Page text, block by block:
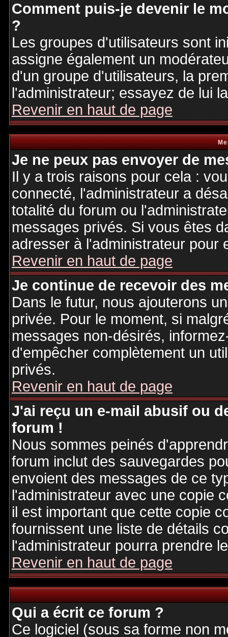
Comment puis-je devenir le
?
Les groupes d'utilisateurs sont
assigne également un
d'un groupe d'utilisateurs, la
l'administrateur; essayez de lui
Revenir en haut de page
Je ne peux pas envoyer de
Il y a trois raisons pour cela :
connecté, l'administrateur a
totalité du forum ou
messages privés. Si vous êtes
adresser à l'administrateur pour
Revenir en haut de page
Je continue de recevoir des
Dans le futur, nous ajouterons
privée. Pour le moment, si
messages non-désirés,
d'empêcher complètement un
privés.
Revenir en haut de page
J'ai reçu un e-mail abusif ou
forum !
Nous sommes peinés
forum inclut des sauvegardes
envoient des messages de ce
l'administrateur avec une copie
il est important que cette copie
fournissent une liste de détails
l'administrateur pourra prendre
Revenir en haut de page
Qui a écrit ce forum ?
Ce logiciel (sous sa forme non